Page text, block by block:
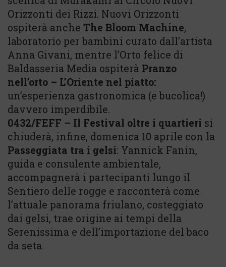
Orizzonti dei Rizzi. Nuovi Orizzonti
ospiterà anche The Bloom Machine,
laboratorio per bambini curato dall’artista
Anna Givani, mentre l’Orto felice di
Baldasseria Media ospiterà Pranzo
nell’orto – L’Oriente nel piatto:
un’esperienza gastronomica (e bucolica!)
davvero imperdibile.
0432/FEFF – Il Festival oltre i quartieri si
chiuderà, infine, domenica 10 aprile con la
Passeggiata tra i gelsi: Yannick Fanin,
guida e consulente ambientale,
accompagnerà i partecipanti lungo il
Sentiero delle rogge e racconterà come
l’attuale panorama friulano, costeggiato
dai gelsi, trae origine ai tempi della
Serenissima e dell’importazione del baco
da seta.